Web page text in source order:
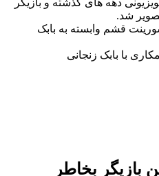
شد.
قشم وابسته به بابک
با بابک زنجانی
بازیگر بخاطر